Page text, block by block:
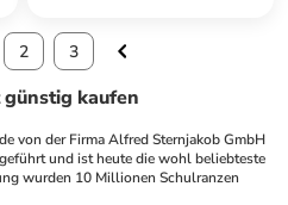
2 3
günstig kaufen
von der Firma Alfred Sternjakob GmbH
und ist heute die wohl beliebteste
wurden 10 Millionen Schulranzen